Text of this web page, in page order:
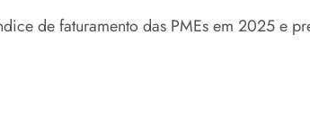
de faturamento das PMEs em 2025 e